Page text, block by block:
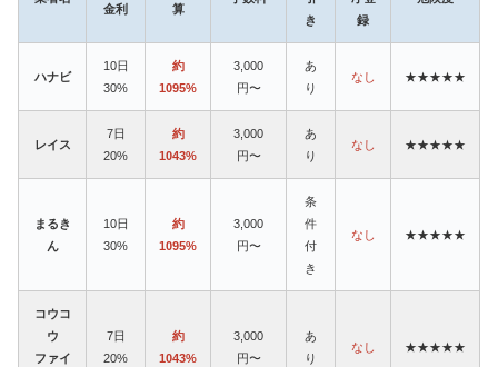
金利
算
き
録
ハナビ
10日
30%
約
1095%
3,000
円〜
あ
り
なし ★★★★★
レイス
7日
20%
約
1043%
3,000
円〜
あ
り
なし ★★★★★
まるき
ん
10日
30%
約
1095%
3,000
円〜
条
件
付
き
なし ★★★★★
コウコ
ウ
ファイ
7日
20%
約
1043%
3,000
円〜
あ
り
なし ★★★★★